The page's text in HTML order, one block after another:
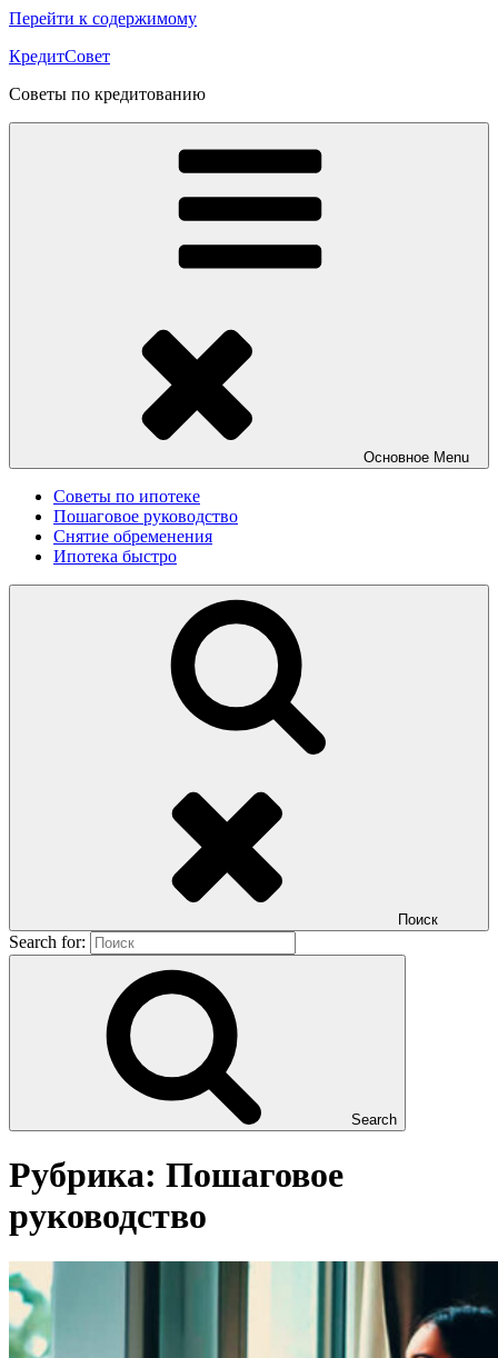
Перейти к содержимому
КредитСовет
Советы по кредитованию
Основное Menu
Советы по ипотеке
Пошаговое руководство
Снятие обременения
Ипотека быстро
Поиск
Search for:
Search
Рубрика: Пошаговое
руководство